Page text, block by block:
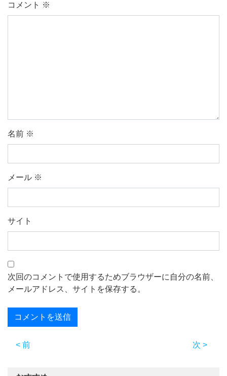
コメント ※
名前 ※
メール ※
サイト
次回のコメントで使用するためブラウザーに自分の名前、
メールアドレス、サイトを保存する。
< 前 次 >